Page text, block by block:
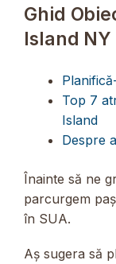
Ghid
Island NY
Top 7
Island
Despre
Înainte să ne
parcurgem
în SUA.
Aș sugera să